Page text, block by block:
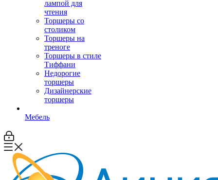
лампой для
чтения
Торшеры со
столиком
Торшеры на
треноге
Торшеры в стиле
Тиффани
Недорогие
торшеры
Дизайнерские
торшеры
Мебель